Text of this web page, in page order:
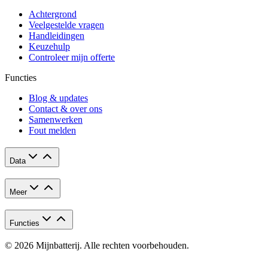
Achtergrond
Veelgestelde vragen
Handleidingen
Keuzehulp
Controleer mijn offerte
Functies
Blog & updates
Contact & over ons
Samenwerken
Fout melden
Data
Meer
Functies
© 2026 Mijnbatterij. Alle rechten voorbehouden.